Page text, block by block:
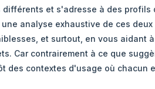
et s'adresse à des profils
analyse exhaustive de ces deux
et surtout, en vous aidant
Car contrairement à ce que
des contextes d'usage où chacun